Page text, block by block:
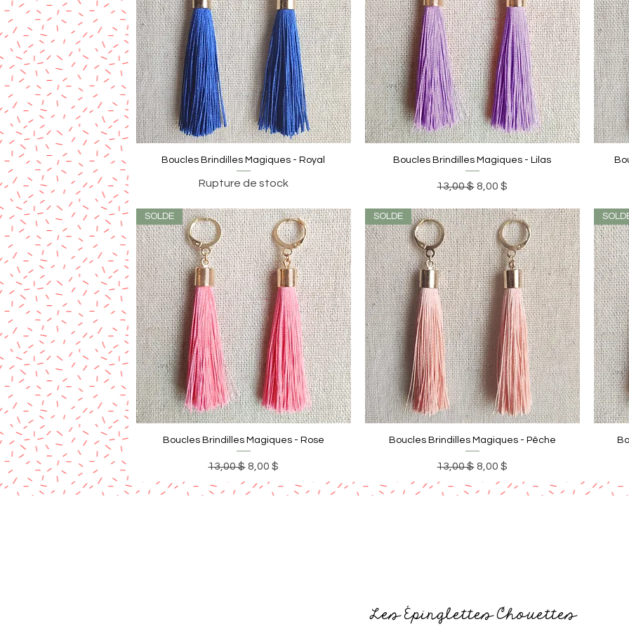
Boucles Brindilles Magiques - Royal
Rupture de stock
Boucles Brindilles Magiques - Lilas
Prix original
13,00 $ Prix promotionnel
8,00 $
SOLDE
Boucles Brindilles Magiques - Rose
Prix original
13,00 $ Prix promotionnel
8,00 $
SOLDE
Boucles Brindilles Magiques - Pêche
Prix original
13,00 $ Prix promotionnel
8,00 $
Les Épinglettes Chouettes